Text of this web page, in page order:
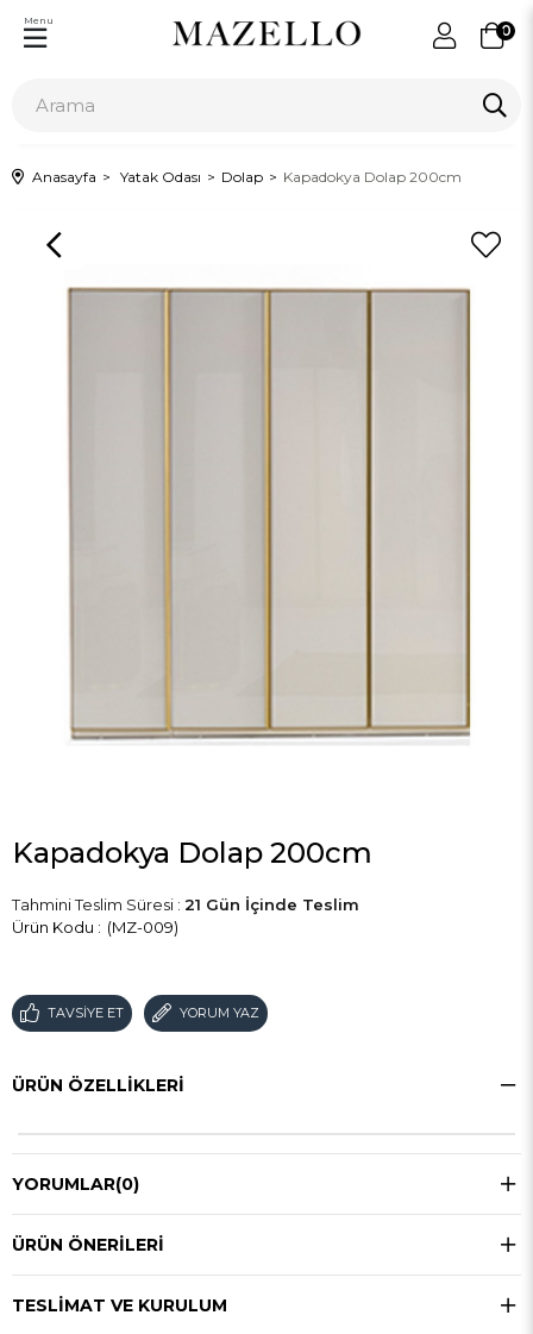
0
Menu
Anasayfa Yatak Odası Dolap Kapadokya Dolap 200cm
Kapadokya Dolap 200cm
Tahmini Teslim Süresi : 21 Gün İçinde Teslim
(MZ-009)
TAVSIYE ET YORUM YAZ
ÜRÜN ÖZELLIKLERI
YORUMLAR(0)
ÜRÜN ÖNERILERI
TESLIMAT VE KURULUM